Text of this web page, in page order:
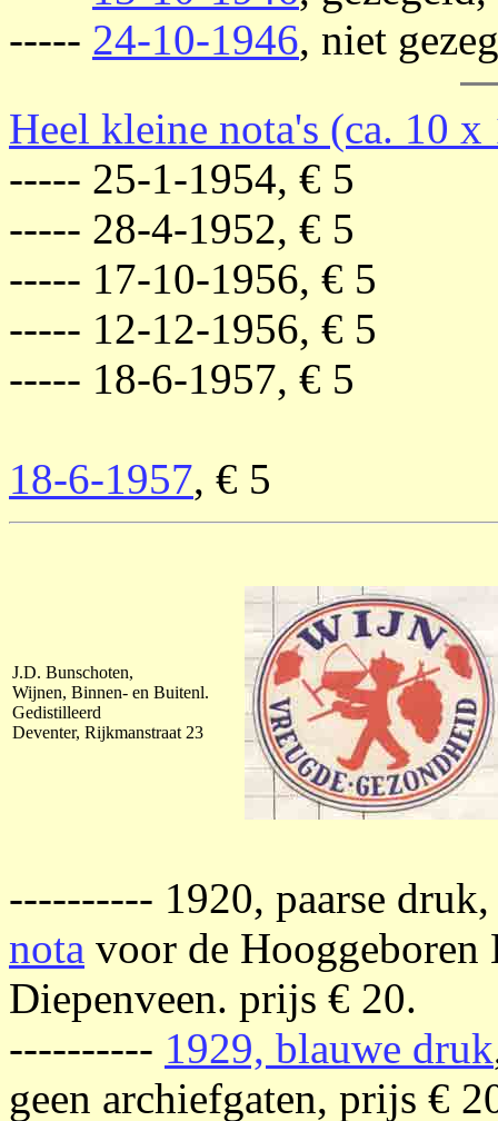
----- 24-10-1946, niet
Heel kleine nota's (ca. 10 x
----- 25-1-1954, € 5
----- 28-4-1952, € 5
----- 17-10-1956, € 5
----- 12-12-1956, € 5
----- 18-6-1957, € 5
18-6-1957, € 5
J.D. Bunschoten,
Wijnen, Binnen- en Buitenl.
Gedistilleerd
Deventer, Rijkmanstraat 23
---------- 1920, paarse
nota voor de Hooggeboren
Diepenveen. prijs € 20.
---------- 1929, blauwe druk
geen archiefgaten, prijs €